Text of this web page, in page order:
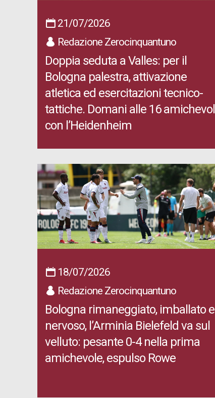
21/07/2026
Redazione Zerocinquantuno
Doppia seduta a Valles: per il
Bologna palestra, attivazione
atletica ed esercitazioni tecnico-
tattiche. Domani alle 16
con l’Heidenheim
18/07/2026
Redazione Zerocinquantuno
Bologna rimaneggiato, imballato e
nervoso, l’Arminia Bielefeld va sul
velluto: pesante 0-4 nella prima
amichevole, espulso Rowe